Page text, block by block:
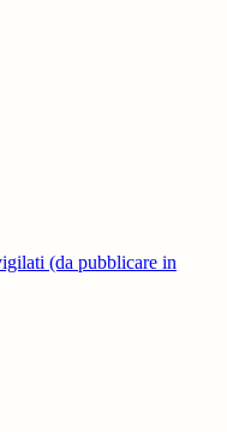
(da pubblicare in